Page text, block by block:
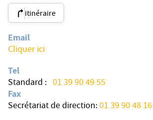
itinéraire
Email
Cliquer ici
Tel
Standard : 01 39 90 49 55
Fax
Secrétariat de direction:01 39 90 48 16